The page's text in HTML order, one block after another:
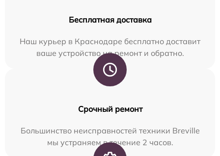
Бесплатная доставка
Наш курьер в Краснодаре бесплатно доставит
ваше устройство на ремонт и обратно.
Срочный ремонт
Большинство неисправностей техники Breville
мы устраняем в течение 2 часов.